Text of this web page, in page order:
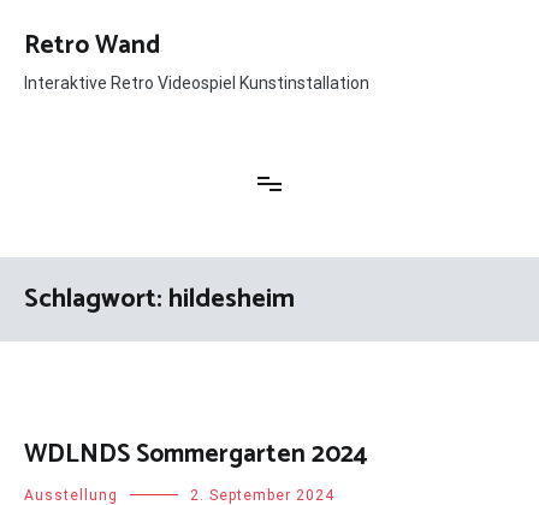
Inhalt
springen
Retro Wand
Interaktive Retro Videospiel Kunstinstallation
Schlagwort:hildesheim
WDLNDS Sommergarten 2024
Ausstellung 2. September 2024